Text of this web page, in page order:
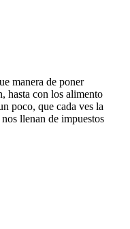
manera de poner
hasta con los alimento
poco, que cada ves la
llenan de impuestos